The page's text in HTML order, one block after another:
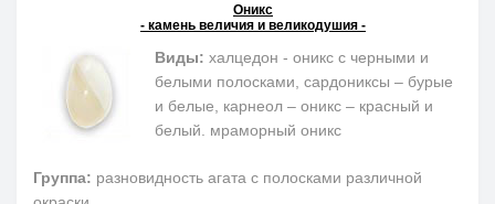
Оникс
- камень величия и великодушия -
Виды: халцедон - оникс с черными и
белыми полосками, сардониксы – бурые
и белые, карнеол – оникс – красный и
белый. мраморный оникс
Группа: разновидность агата с полосками различной